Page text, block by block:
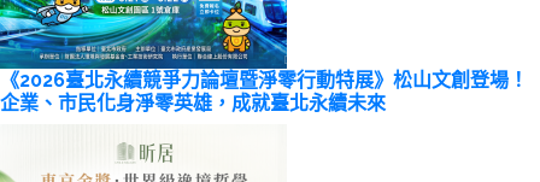
《2026臺北永續競爭力論壇暨淨零行動特展》松山文創登場！
企業、市民化身淨零英雄，成就臺北永續未來